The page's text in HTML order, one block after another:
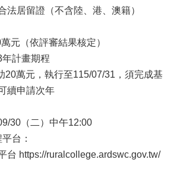
法居留證（不含陸、港、澳籍）
元（依評審結果核定）
計畫期程
20萬元，執行至115/07/31，須完成基
續申請次年
30（二）中午12:00
台：
台 https://ruralcollege.ardswc.gov.tw/